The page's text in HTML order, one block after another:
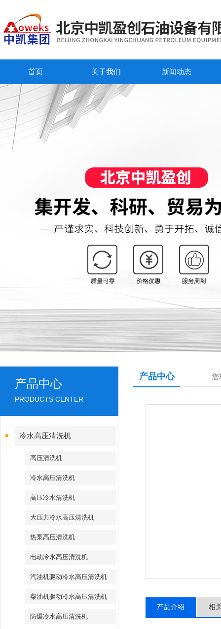
首页 关于我们 新闻动态
产品中心
PRODUCTS CENTER
冷水高压清洗机
高压清洗机
冷水高压清洗机
高压冷水清洗机
大压力冷水高压清洗机
热泵高压清洗机
电动冷水高压清洗机
汽油机驱动冷水高压清洗机
柴油机驱动冷水高压清洗机
防爆冷水高压清洗机
产品中心 您
产品介绍 相